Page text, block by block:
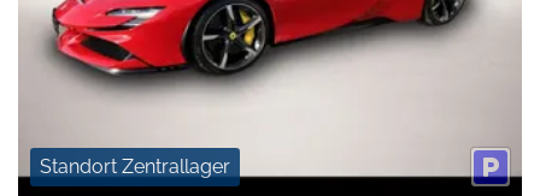
Standort Zentrallager